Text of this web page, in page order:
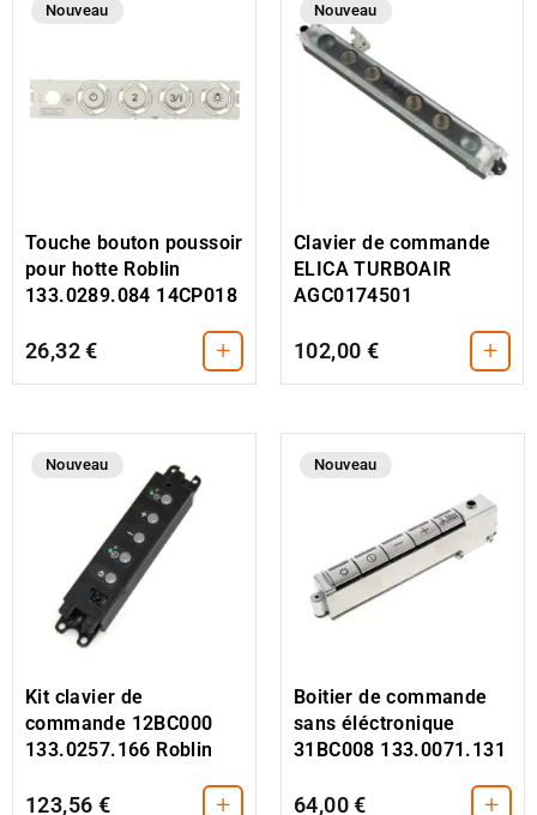
Nouveau
Touche bouton poussoir
pour hotte Roblin
133.0289.084 14CP018
26,32 € +
Nouveau
Clavier de commande
ELICA TURBOAIR
AGC0174501
102,00 € +
Nouveau
Kit clavier de
commande 12BC000
133.0257.166 Roblin
123,56 € +
Nouveau
Boitier de commande
sans éléctronique
31BC008 133.0071.131
64,00 € +